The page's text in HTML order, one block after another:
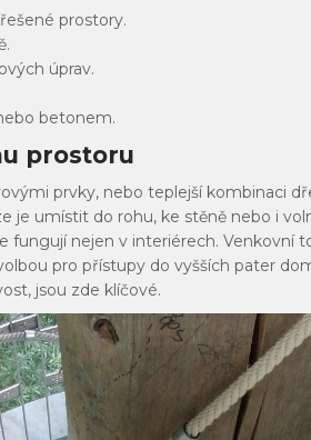
prostory.
úprav.
betonem.
prostoru
prvky, nebo teplejší kombinaci
je umístit do rohu, ke stěně nebo i
fungují nejen v interiérech. Venkovní
pro přístupy do vyšších pater
jsou zde klíčové.